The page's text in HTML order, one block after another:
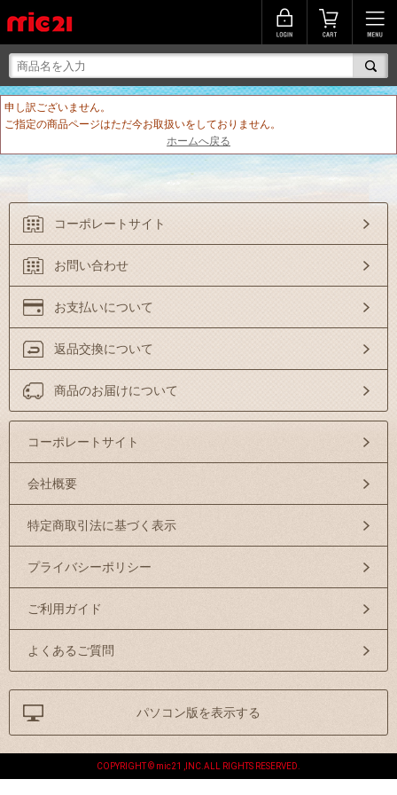
申し訳ございません。
ご指定の商品ページはただ今お取扱いをしておりません。
ホームへ戻る
コーポレートサイト
お問い合わせ
お支払いについて
返品交換について
商品のお届けについて
コーポレートサイト
会社概要
特定商取引法に基づく表示
プライバシーポリシー
ご利用ガイド
よくあるご質問
パソコン版を表示する
COPYRIGHT © mic21 ,INC.ALL RIGHTS RESERVED.